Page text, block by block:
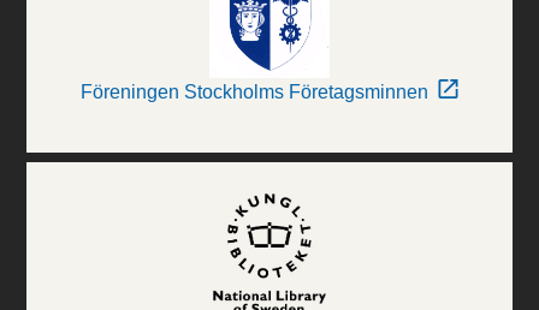
Föreningen Stockholms Företagsminnen